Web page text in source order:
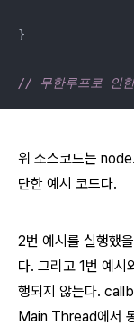
}
// 무한루프로 인
위 소스코드는
단한 예시 코드다.
2번 예시를 실행했
다. 그리고 1번 예
행되지 않는다.
Main Thread에서